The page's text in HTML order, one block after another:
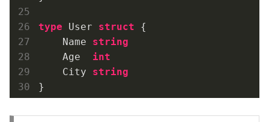
type User struct {
    Name
string
    Age
int
    City
string